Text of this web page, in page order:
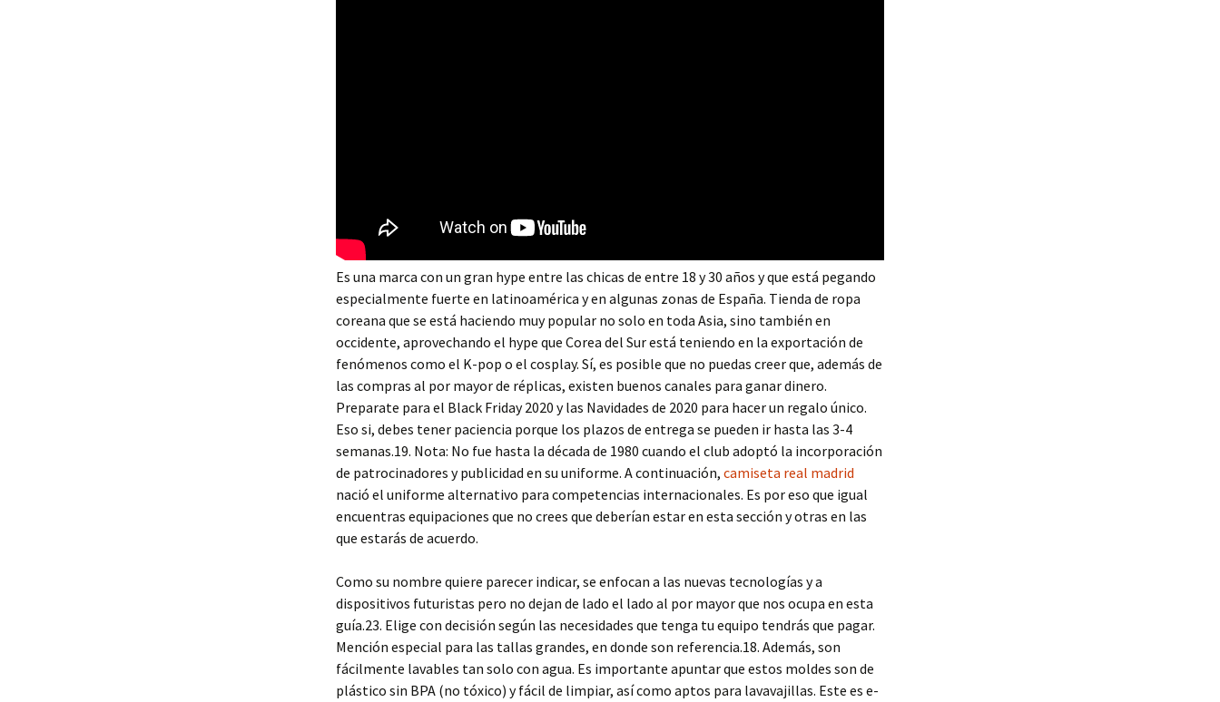
Es una marca con un gran hype entre las chicas de entre 18 y 30 años y que está pegando
especialmente fuerte en latinoamérica y en algunas zonas de España. Tienda de ropa
coreana que se está haciendo muy popular no solo en toda Asia, sino también en
occidente, aprovechando el hype que Corea del Sur está teniendo en la exportación de
fenómenos como el K-pop o el cosplay. Sí, es posible que no puedas creer que, además de
las compras al por mayor de réplicas, existen buenos canales para ganar dinero.
Preparate para el Black Friday 2020 y las Navidades de 2020 para hacer un regalo único.
Eso si, debes tener paciencia porque los plazos de entrega se pueden ir hasta las 3-4
semanas.19. Nota: No fue hasta la década de 1980 cuando el club adoptó la incorporación
de patrocinadores y publicidad en su uniforme. A continuación, camiseta real madrid
nació el uniforme alternativo para competencias internacionales. Es por eso que igual
encuentras equipaciones que no crees que deberían estar en esta sección y otras en las
que estarás de acuerdo.
Como su nombre quiere parecer indicar, se enfocan a las nuevas tecnologías y a
dispositivos futuristas pero no dejan de lado el lado al por mayor que nos ocupa en esta
guía.23. Elige con decisión según las necesidades que tenga tu equipo tendrás que pagar.
Mención especial para las tallas grandes, en donde son referencia.18. Además, son
fácilmente lavables tan solo con agua. Es importante apuntar que estos moldes son de
plástico sin BPA (no tóxico) y fácil de limpiar, así como aptos para lavavajillas. Este es e-